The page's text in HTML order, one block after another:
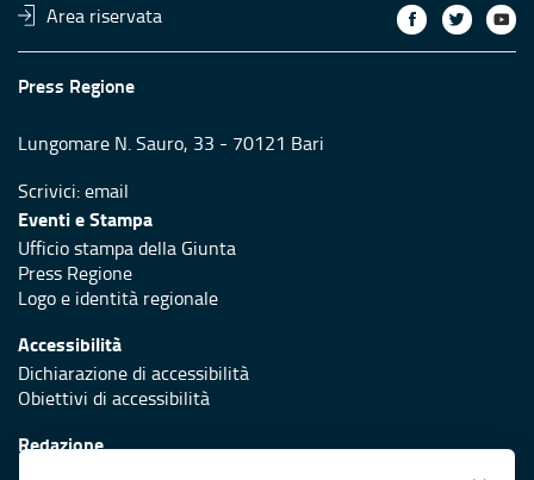
Area riservata
Press Regione
Lungomare N. Sauro, 33 - 70121 Bari
Scrivici:email
Eventi e Stampa
Ufficio stampa della Giunta
Press Regione
Logo e identità regionale
Accessibilità
Dichiarazione di accessibilità
Obiettivi di accessibilità
Redazione